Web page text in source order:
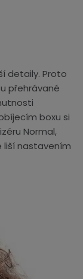
detaily. Proto
přehrávané
boxu si
Normal,
liší nastavením